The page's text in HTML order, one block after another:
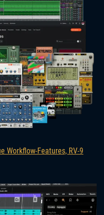
Workflow-Features, RV-9